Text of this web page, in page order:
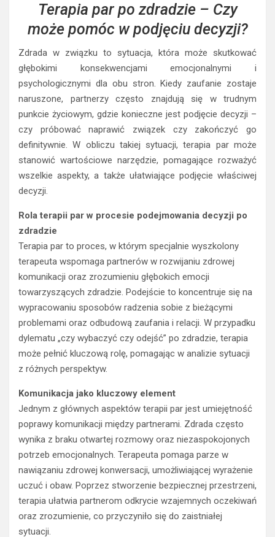
Terapia par po zdradzie – Czy
może pomóc w podjęciu decyzji?
Zdrada w związku to sytuacja, która może skutkować
głębokimi konsekwencjami emocjonalnymi i
psychologicznymi dla obu stron. Kiedy zaufanie zostaje
naruszone, partnerzy często znajdują się w trudnym
punkcie życiowym, gdzie konieczne jest podjęcie decyzji –
czy próbować naprawić związek czy zakończyć go
definitywnie. W obliczu takiej sytuacji, terapia par może
stanowić wartościowe narzędzie, pomagające rozważyć
wszelkie aspekty, a także ułatwiające podjęcie właściwej
decyzji.
Rola terapii par w procesie podejmowania decyzji po
zdradzie
Terapia par to proces, w którym specjalnie wyszkolony
terapeuta wspomaga partnerów w rozwijaniu zdrowej
komunikacji oraz zrozumieniu głębokich emocji
towarzyszących zdradzie. Podejście to koncentruje się na
wypracowaniu sposobów radzenia sobie z bieżącymi
problemami oraz odbudową zaufania i relacji. W przypadku
dylematu „czy wybaczyć czy odejść” po zdradzie, terapia
może pełnić kluczową rolę, pomagając w analizie sytuacji
z różnych perspektyw.
Komunikacja jako kluczowy element
Jednym z głównych aspektów terapii par jest umiejętność
poprawy komunikacji między partnerami. Zdrada często
wynika z braku otwartej rozmowy oraz niezaspokojonych
potrzeb emocjonalnych. Terapeuta pomaga parze w
nawiązaniu zdrowej konwersacji, umożliwiającej wyrażenie
uczuć i obaw. Poprzez stworzenie bezpiecznej przestrzeni,
terapia ułatwia partnerom odkrycie wzajemnych oczekiwań
oraz zrozumienie, co przyczyniło się do zaistniałej
sytuacji.